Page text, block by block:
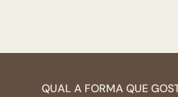
QUAL A FORMA QUE